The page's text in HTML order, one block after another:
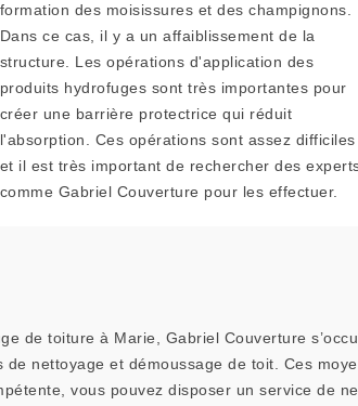
formation des moisissures et des champignons.
Dans ce cas, il y a un affaiblissement de la
structure. Les opérations d'application des
produits hydrofuges sont très importantes pour
créer une barrière protectrice qui réduit
l'absorption. Ces opérations sont assez difficiles
et il est très important de rechercher des
comme Gabriel Couverture pour les effectuer.
de toiture à Marie, Gabriel Couverture
nettoyage et démoussage de toit. Ces
vous pouvez disposer un service de